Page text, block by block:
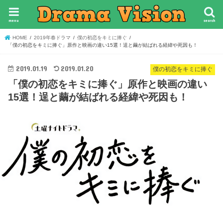
search
menu
HOME 2019年春ドラマ
僕の初恋をキミに捧ぐ
「僕の初恋をキミに捧ぐ」原作と映画の違い15選！逞と繭が結ばれる経緯や死因も！
僕の初恋をキミに捧ぐ
2019.01.19 2019.01.20
「僕の初恋をキミに捧ぐ」原作と映画の違い
15選！逞と繭が結ばれる経緯や死因も！